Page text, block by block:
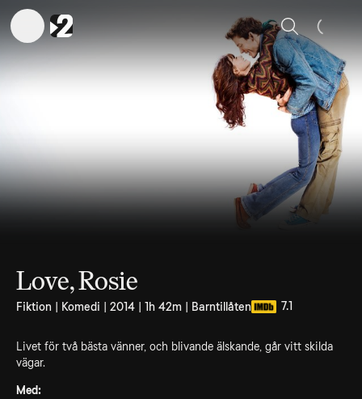
Sök
Love, Rosie
Fiktion | Komedi | 2014 | 1h 42m | Barntillåten 7.1
Livet för två bästa vänner, och blivande älskande, går vitt skilda
vägar.
Med: